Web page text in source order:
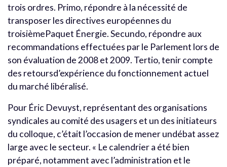
trois ordres. Primo, répondre à la nécessité de
transposer les directives européennes du
troisièmePaquet Énergie. Secundo, répondre aux
recommandations effectuées par le Parlement lors de
son évaluation de 2008 et 2009. Tertio, tenir compte
des retoursd’expérience du fonctionnement actuel
du marché libéralisé.
Pour Éric Devuyst, représentant des organisations
syndicales au comité des usagers et un des initiateurs
du colloque, c’était l’occasion de mener undébat assez
large avec le secteur. « Le calendrier a été bien
préparé, notamment avec l’administration et le